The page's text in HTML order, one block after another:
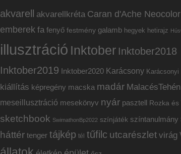
akvarell akvarellkréta Caran d'Ache
emberek fa fenyő festmény galamb hegyek hetirajz
illusztráció Inktober Inktober2018
Inktober2019 Inktober2020 Karácsony Karácsonyi
kiállítás képregény macska madár MalacésTehén
meseillusztráció mesekönyv nyár pasztell Rozka és
sketchbook SwimathonBp2022 színjáték színtanulmány
háttér tenger tájkép tél tűfilc utcarészlet virág